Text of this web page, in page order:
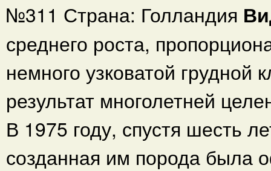
№311 Страна: Голландия
среднего роста,
немного узковатой грудной
результат многолетней
В 1975 году, спустя шесть
созданная им порода была